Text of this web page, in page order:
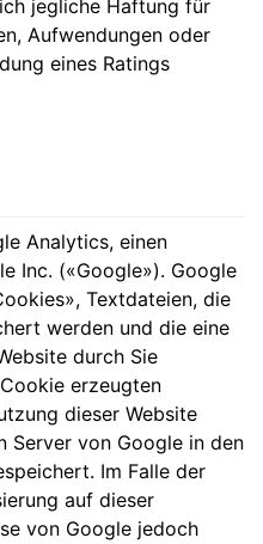
jegliche Haftung für
Aufwendungen oder
eines Ratings
Analytics, einen
Inc. («Google»). Google
Textdateien, die
werden und die eine
durch Sie
erzeugten
dieser Website
Server von Google in den
Im Falle der
auf dieser
von Google jedoch